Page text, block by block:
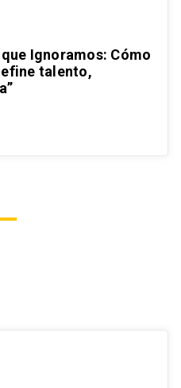
Ignoramos: Cómo
talento,